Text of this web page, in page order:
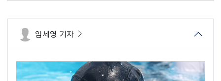
임세영 기자